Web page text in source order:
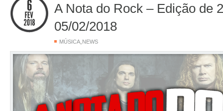
A Nota do Rock – Edição de
05/02/2018
MÚSICA, NEWS